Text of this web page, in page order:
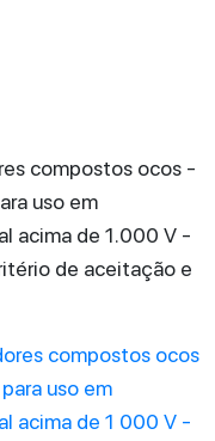
compostos ocos -
uso em
acima de 1.000 V -
de aceitação e
compostos ocos
uso em
acima de 1 000 V -